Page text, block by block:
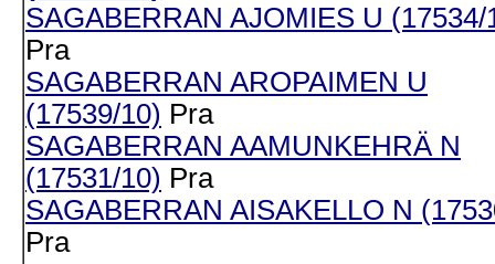
SAGABERRAN AJOMIES U (17534/
Pra
SAGABERRAN AROPAIMEN U
(17539/10) Pra
SAGABERRAN AAMUNKEHRÄ N
(17531/10) Pra
SAGABERRAN AISAKELLO N
Pra